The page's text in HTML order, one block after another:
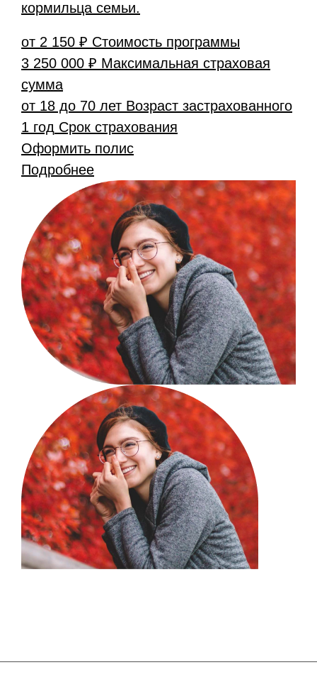
кормильца семьи.
от 2 150 ₽ Стоимость программы
3 250 000 ₽ Максимальная страховая
сумма
от 18 до 70 лет Возраст застрахованного
1 год Срок страхования
Оформить полис
Подробнее